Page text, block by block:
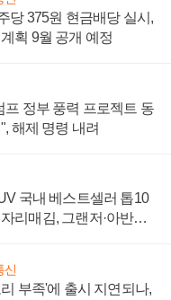
당 375원 현금배당 실시,
획 9월 공개 예정
프 정부 풍력 프로젝트 동
해제 명령 내려
국내 베스트셀러 톱10
리매김, 그랜저·아반떼
신
부족'에 출시 지연되나,